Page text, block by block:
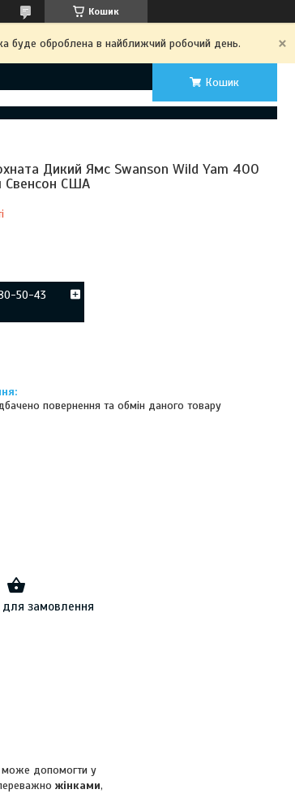
Кошик
буде оброблена в найближчий робочий день.
Кошик
Дикий Ямс Swanson Wild Yam 400
Свенсон США
50-43
повернення та обмін даного товару
для замовлення
може допомогти у
жінками,